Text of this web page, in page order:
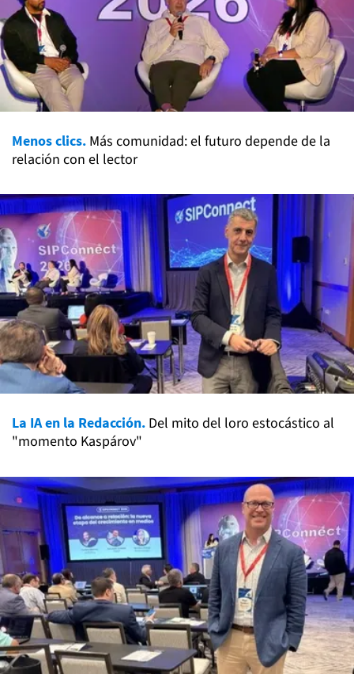
Menos clics. Más comunidad: el futuro depende de la
relación con el lector
La IA en la Redacción. Del mito del loro estocástico al
"momento Kaspárov"